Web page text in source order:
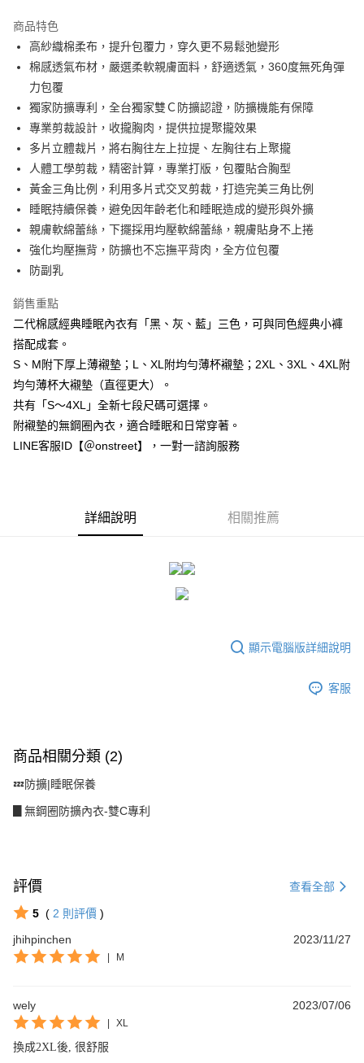
合作金庫商業銀行
華南商業銀行
彰化商業銀行
上海商業儲蓄銀行
台北富邦商業銀行
國泰世華商業銀行
臺灣中小企業銀行
台中商業銀行
匯豐（台灣）商業銀行
華泰商業銀行
聯邦商業銀行
遠東國際商業銀行
元大商業銀行
永豐商業銀行
玉山商業銀行
星展（台灣）商業銀行
台新國際商業銀行
中國信託商業銀行
台灣樂天信用卡公司
超商取貨付款
LINE Pay
Apple Pay
街口支付
AFTEE先享後付
相關說明
【關於「AFTEE先享後付」】
AFTEE先享後付是「在收到商品之後才付款」的支付方式。 讓您購物簡單
便利好安心！
１．簡單：不需註冊會員、不需綁卡、不需儲值。
３．安心：先確認商品／服務後，再付款。
【「AFTEE先享後付」結帳流程】
１．於結帳方式選擇「AFTEE先享後付」後，將跳轉至「AFTEE先享後付」
結帳頁面，進行簡訊認證並確認金額後，即可完成結帳。
３．收到繳費通知簡訊後14天內，點擊此簡訊中的連結，可透過四大超商／
ATM／網路銀行／等多元方式進行付款，方視為交易完成。
※ 請注意：結帳手續完成當下不需立刻繳費，但若您需要取消訂單，請聯絡
購買商品的店家。未經商家同意取消之訂單仍視為有效，需透過AFTEE先享
後付繳納相關費用。
１．透過由恩沛科技股份有限公司提供之「AFTEE先享後付」服務完成之交
４．使用「AFTEE先享後付」時，將依據個別帳號之用戶狀況，依本公司即
５．嚴禁一人註冊多個帳號或使用他人資訊註冊。若發現惡意使用之情形，
運送方式
全家付款取貨
每筆NT$80，滿NT$1,500(含以上)免運費
付款後全家取貨
每筆NT$80，滿NT$1,500(含以上)免運費
7-11付款取貨
每筆NT$80，滿NT$1,500(含以上)免運費
每筆NT$80，滿NT$1,500(含以上)免運費
商品特色
高紗織棉柔布，提升包覆力，穿久更不易鬆弛變形
棉感透氣布材，嚴選柔軟親膚面料，舒適透氣，360度無死角彈
力包覆
獨家防擴專利，全台獨家雙Ｃ防擴認證，防擴機能有保障
專業剪裁設計，收攏胸肉，提供拉提聚攏效果
多片立體裁片，將右胸往左上拉提、左胸往右上聚攏
人體工學剪裁，精密計算，專業打版，包覆貼合胸型
黃金三角比例，利用多片式交叉剪裁，打造完美三角比例
睡眠持續保養，避免因年齡老化和睡眠造成的變形與外擴
親膚軟綿蕾絲，下擺採用均壓軟綿蕾絲，親膚貼身不上捲
強化均壓撫背，防擴也不忘撫平背肉，全方位包覆
防副乳
銷售重點
二代棉感經典睡眠內衣有「黑、灰、藍」三色，可與同色經典小褲
搭配成套。
S、M附下厚上薄襯墊；L、XL附均勻薄杯襯墊；2XL、3XL、4XL附
均勻薄杯大襯墊（直徑更大）。
共有「S～4XL」全新七段尺碼可選擇。
附襯墊的無鋼圈內衣，適合睡眠和日常穿著。
LINE客服ID【＠onstreet】，一對一諮詢服務
詳細說明 相關推薦
顯示電腦版詳細說明
客服
商品相關分類 (2)
💤防擴|睡眠保養
▊無鋼圈防擴內衣-雙C專利
評價 查看全部
5 ( 2 則評價 )
jhihpinchen
2023/11/27
M
wely 2023/07/06
XL
換成2XL後, 很舒服